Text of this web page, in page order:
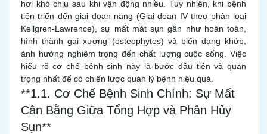
hơi khó chịu sau khi vận động nhiều. Tuy nhiên, khi bệnh
tiến triển đến giai đoạn nặng (Giai đoạn IV theo phân loại
Kellgren-Lawrence), sự mất mát sụn gần như hoàn toàn,
hình thành gai xương (osteophytes) và biến dạng khớp,
ảnh hưởng nghiêm trọng đến chất lượng cuộc sống. Việc
hiểu rõ cơ chế bệnh sinh này là bước đầu tiên và quan
trọng nhất để có chiến lược quản lý bệnh hiệu quả.
**1.1. Cơ Chế Bệnh Sinh Chính: Sự Mất
Cân Bằng Giữa Tổng Hợp và Phân Hủy
Sụn**